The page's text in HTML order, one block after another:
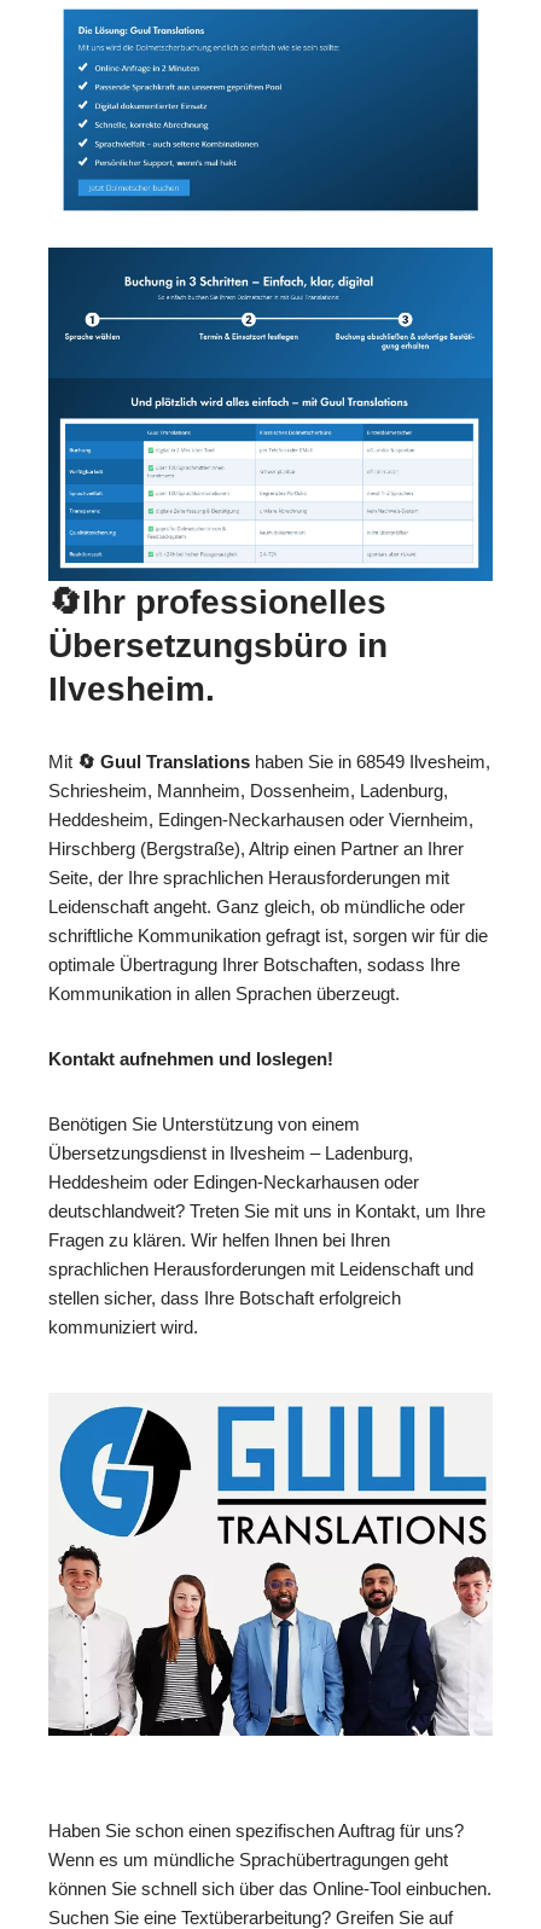
🔄Ihr professionelles
Übersetzungsbüro in
Ilvesheim.
Mit 🔄 Guul Translations haben Sie in 68549 Ilvesheim,
Schriesheim, Mannheim, Dossenheim, Ladenburg,
Heddesheim, Edingen-Neckarhausen oder Viernheim,
Hirschberg (Bergstraße), Altrip einen Partner an Ihrer
Seite, der Ihre sprachlichen Herausforderungen mit
Leidenschaft angeht. Ganz gleich, ob mündliche oder
schriftliche Kommunikation gefragt ist, sorgen wir für die
optimale Übertragung Ihrer Botschaften, sodass Ihre
Kommunikation in allen Sprachen überzeugt.
Kontakt aufnehmen und loslegen!
Benötigen Sie Unterstützung von einem
Übersetzungsdienst in Ilvesheim – Ladenburg,
Heddesheim oder Edingen-Neckarhausen oder
deutschlandweit? Treten Sie mit uns in Kontakt, um Ihre
Fragen zu klären. Wir helfen Ihnen bei Ihren
sprachlichen Herausforderungen mit Leidenschaft und
stellen sicher, dass Ihre Botschaft erfolgreich
kommuniziert wird.
Haben Sie schon einen spezifischen Auftrag für uns?
Wenn es um mündliche Sprachübertragungen geht
können Sie schnell sich über das Online-Tool einbuchen.
Suchen Sie eine Textüberarbeitung? Greifen Sie auf